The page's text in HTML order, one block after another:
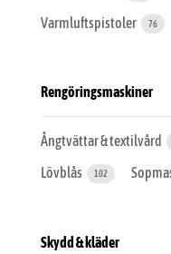
Varmluftspistoler 76
Rengöringsmaskiner
Ångtvättar & textilvård
Lövblås 102
Skydd & kläder